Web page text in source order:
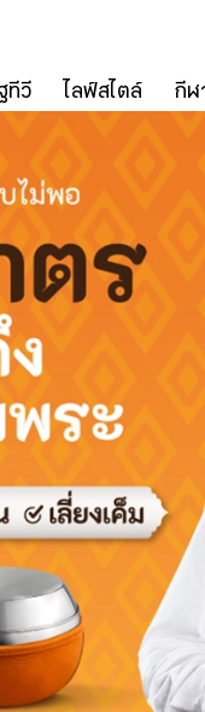
ทีวี ไลฟ์สไตล์ กีฬ